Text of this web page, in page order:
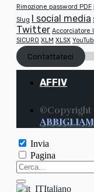
Rimozione password PDF
Slug I social media
Twitter Accorciatore
SICURO XLM XLSX
Contattateci
AFFIV
©Copyright
Invia
Pagina
Italiano